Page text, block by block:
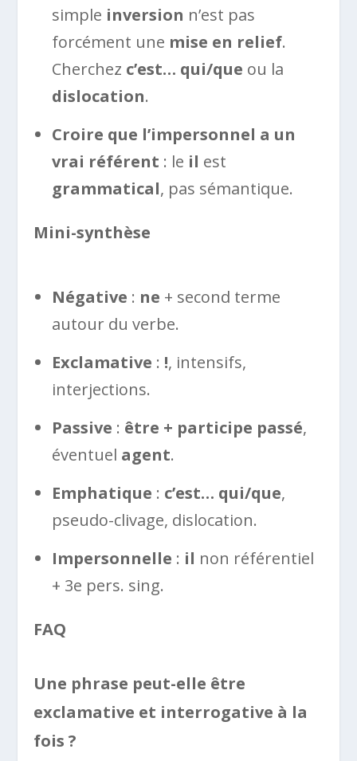
simple inversion n’est pas
forcément une mise en relief.
Cherchez c’est… qui/que ou la
dislocation.
Croire que l’impersonnel a un
vrai référent : le il est
grammatical, pas sémantique.
Mini-synthèse
Négative : ne + second terme
autour du verbe.
Exclamative : !, intensifs,
interjections.
Passive : être + participe passé,
éventuel agent.
Emphatique : c’est… qui/que,
pseudo-clivage, dislocation.
Impersonnelle : il non référentiel
+ 3e pers. sing.
FAQ
Une phrase peut-elle être
exclamative et interrogative à la
fois ?